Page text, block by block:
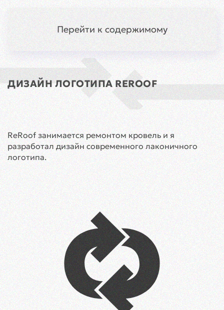
Перейти к содержимому
ДИЗАЙН ЛОГОТИПА REROOF
ReRoof занимается ремонтом кровель и я
разработал дизайн современного лаконичного
логотипа.